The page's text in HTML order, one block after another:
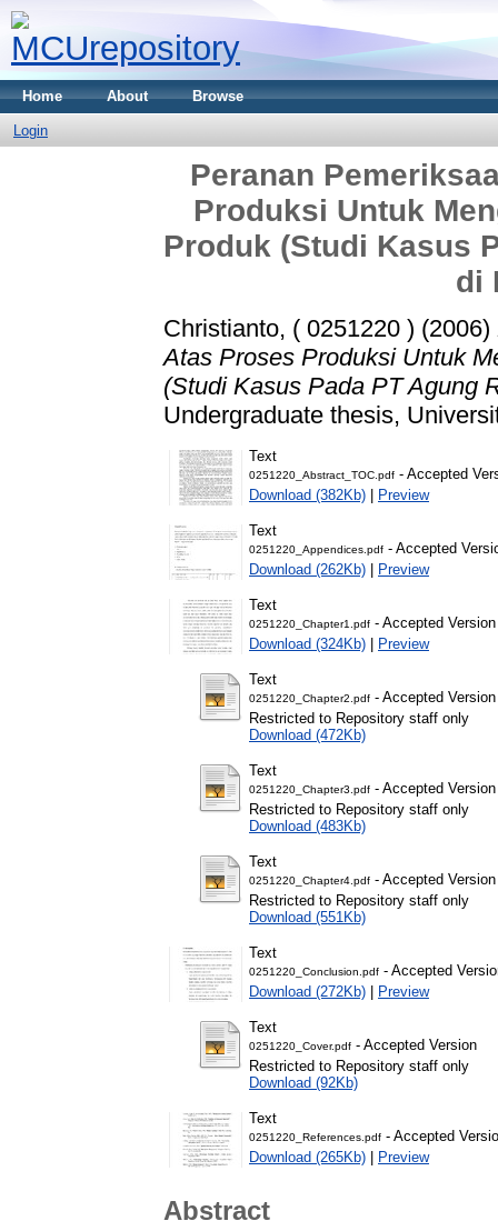
Home About Browse
Login
Peranan
Produksi Untuk
Produk (Studi Kasus
di
Christianto, ( 0251220 ) (2006)
Atas Proses Produksi Untuk
(Studi Kasus Pada PT Agung
Undergraduate thesis,
Text
0251220_Abstract_TOC.pdf - Accepted
Download (382Kb) | Preview
Text
0251220_Appendices.pdf - Accepted
Download (262Kb) | Preview
Text
0251220_Chapter1.pdf - Accepted Version
Download (324Kb) | Preview
Text
0251220_Chapter2.pdf - Accepted Version
Restricted to Repository staff only
Download (472Kb)
Text
0251220_Chapter3.pdf - Accepted Version
Restricted to Repository staff only
Download (483Kb)
Text
0251220_Chapter4.pdf - Accepted Version
Restricted to Repository staff only
Download (551Kb)
Text
0251220_Conclusion.pdf - Accepted
Download (272Kb) | Preview
Text
0251220_Cover.pdf - Accepted Version
Restricted to Repository staff only
Download (92Kb)
Text
0251220_References.pdf - Accepted
Download (265Kb) | Preview
Abstract